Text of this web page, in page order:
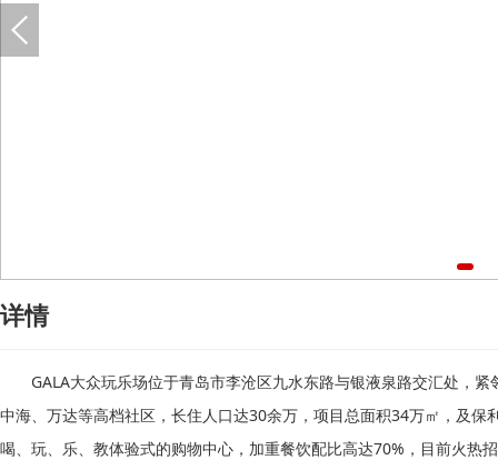
详情
GALA大众玩乐场位于青岛市李沧区九水东路与银液泉路交汇处，紧
中海、万达等高档社区，长住人口达30余万，项目总面积34万㎡，及
喝、玩、乐、教体验式的购物中心，加重餐饮配比高达70%，目前火热